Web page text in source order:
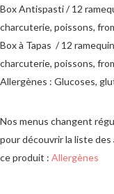
Box Antispasti / 12
charcuterie, poissons,
Box à Tapas / 12
charcuterie, poissons,
Allergènes : Glucoses,
Nos menus changent
pour découvrir la liste
ce produit : Allergènes